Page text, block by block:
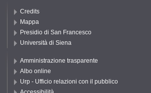
Credits
Mappa
Presidio di San Francesco
Università di Siena
Amministrazione trasparente
Albo online
Urp - Ufficio relazioni con il pubblico